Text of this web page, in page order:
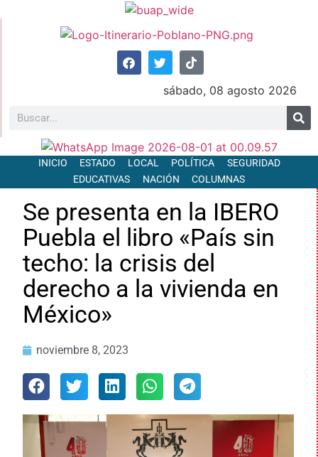
sábado, 08 agosto 2026
INICIO ESTADO LOCAL POLÍTICA
SEGURIDAD
EDUCATIVAS
NACIÓN COLUMNAS
Se presenta en la IBERO
Puebla el libro «País sin
techo: la crisis del
derecho a la vivienda en
México»
noviembre 8, 2023